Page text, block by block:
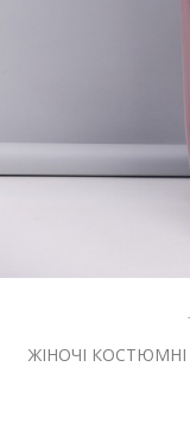
ЖІНОЧІ